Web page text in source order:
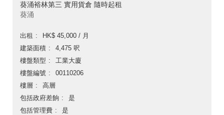
葵涌裕林第三 實用貨倉 隨時起租
葵涌
出租
HK$ 45,000 / 月
建築面積
4,475 呎
樓盤類型
工業大廈
樓盤編號
00110206
樓層
高層
包括政府差餉
是
包括管理費
是